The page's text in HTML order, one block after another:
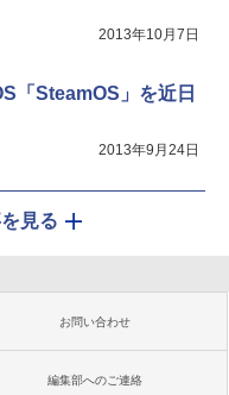
2013年10月7日
「SteamOS」を近日
2013年9月24日
見る
お問い合わせ
編集部へのご連絡